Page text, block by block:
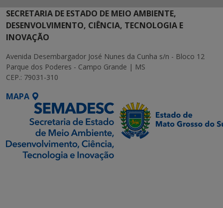
SECRETARIA DE ESTADO DE MEIO AMBIENTE,
DESENVOLVIMENTO, CIÊNCIA, TECNOLOGIA E
INOVAÇÃO
Avenida Desembargador José Nunes da Cunha s/n - Bloco 12
Parque dos Poderes - Campo Grande | MS
CEP.: 79031-310
MAPA